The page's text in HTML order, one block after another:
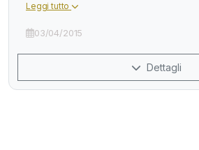
Leggi tutto
03/04/2015
Dettagli